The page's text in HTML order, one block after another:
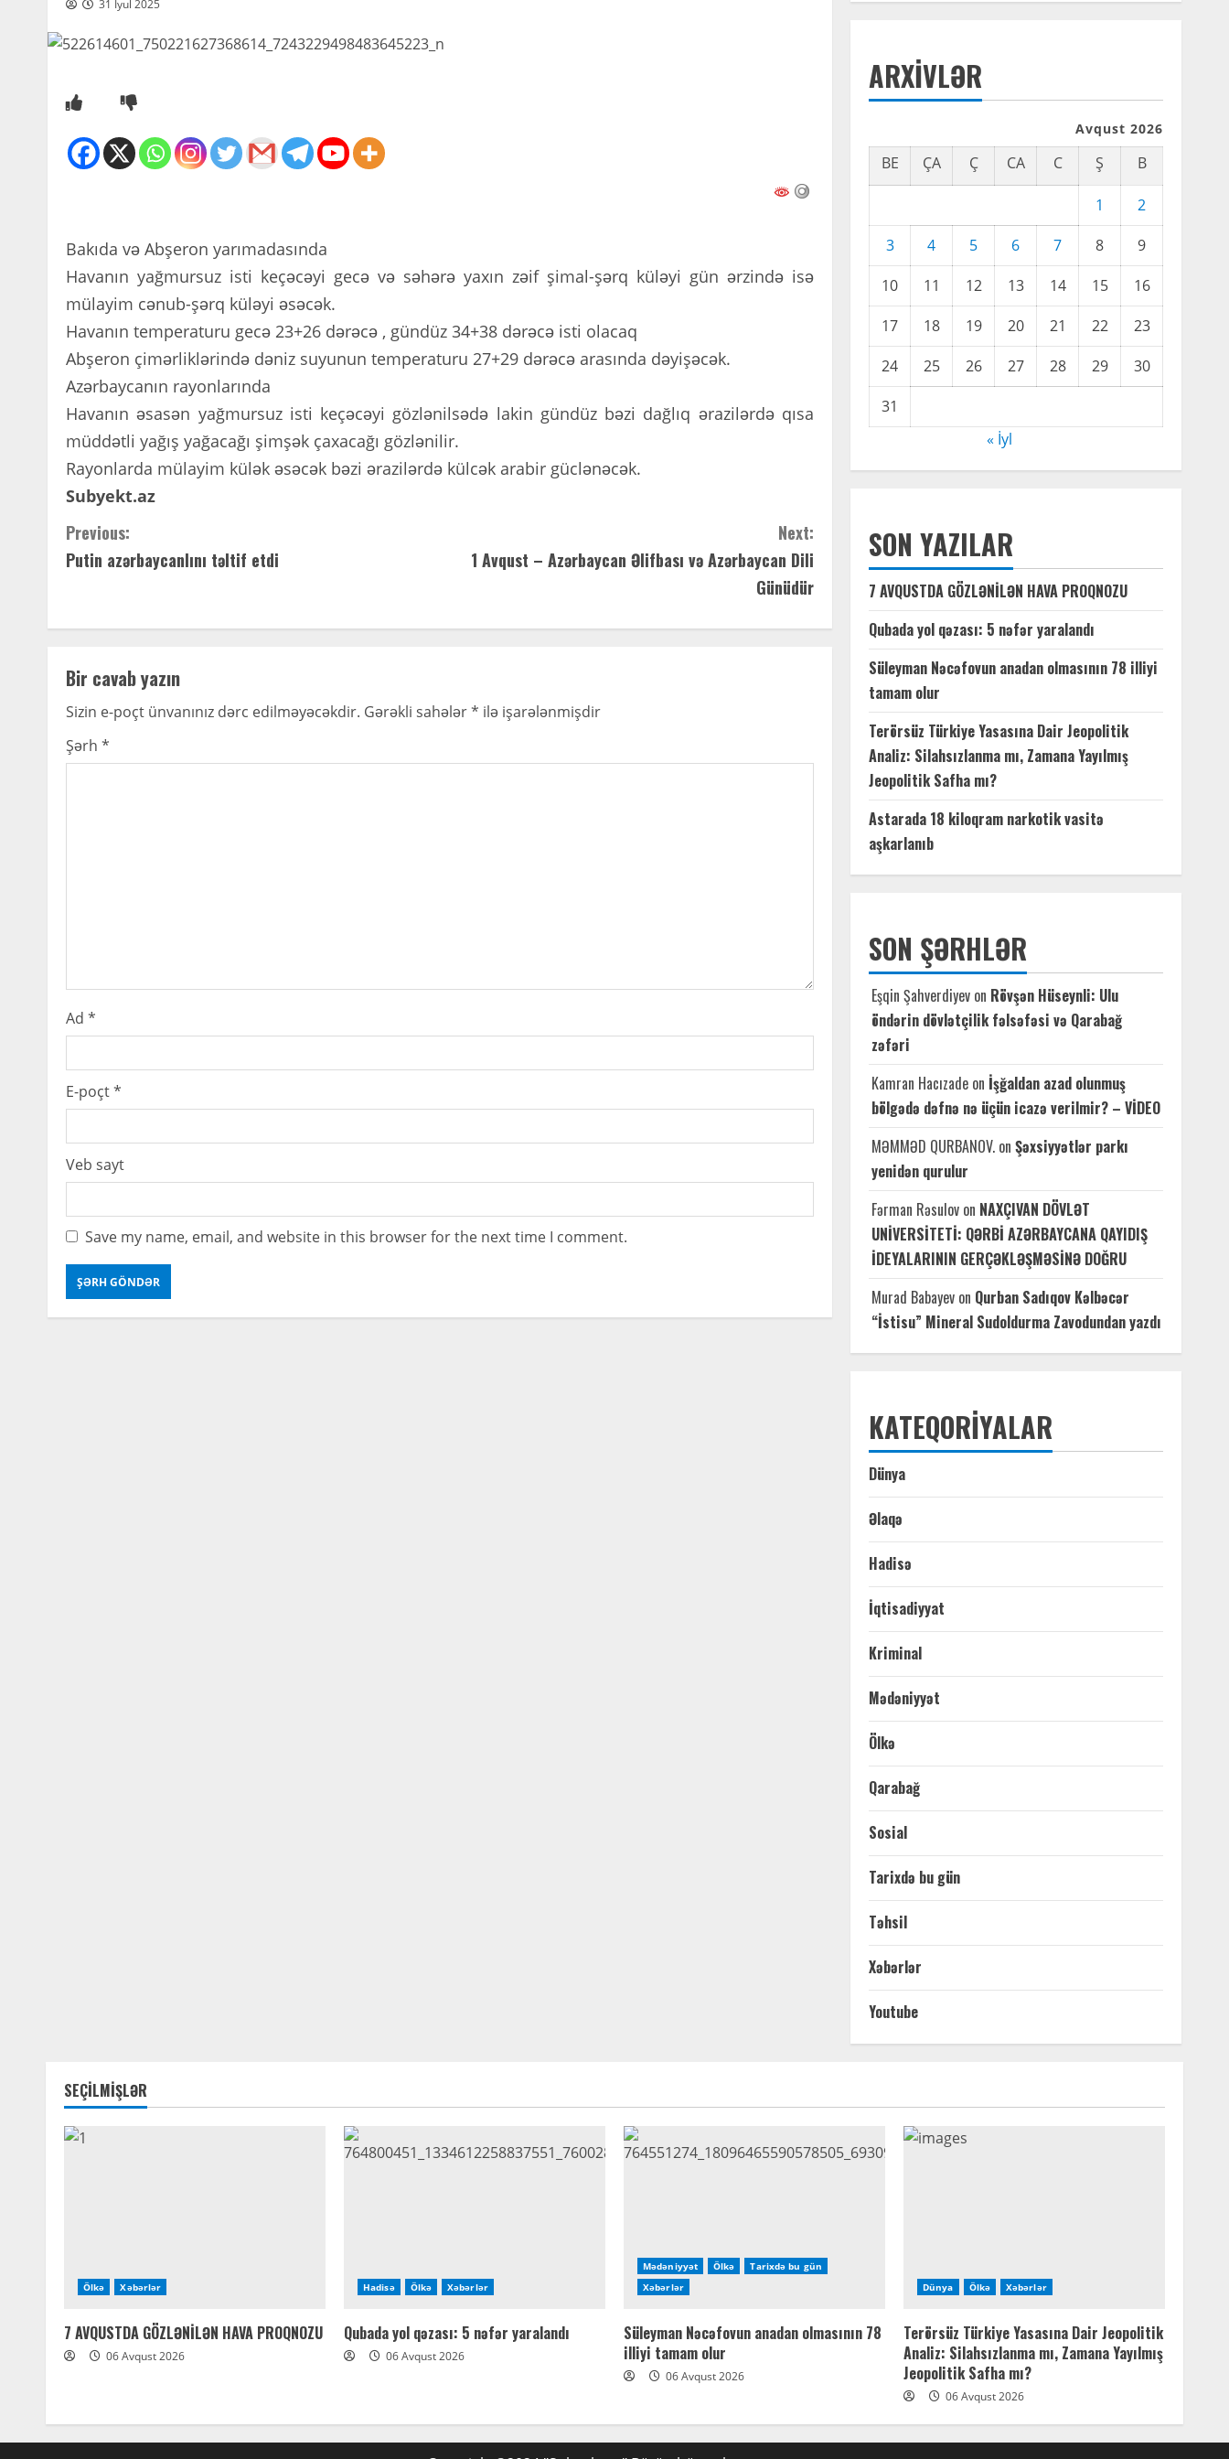
31 İyul 2025
Bakıda və Abşeron yarımadasında
Havanın yağmursuz isti keçəcəyi gecə və səhərə yaxın zəif şimal-şərq küləyi gün ərzində isə
mülayim cənub-şərq küləyi əsəcək.
Havanın temperaturu gecə 23+26 dərəcə , gündüz 34+38 dərəcə isti olacaq
Abşeron çimərliklərində dəniz suyunun temperaturu 27+29 dərəcə arasında dəyişəcək.
Azərbaycanın rayonlarında
Havanın əsasən yağmursuz isti keçəcəyi gözlənilsədə lakin gündüz bəzi dağlıq ərazilərdə qısa
müddətli yağış yağacağı şimşək çaxacağı gözlənilir.
Rayonlarda mülayim külək əsəcək bəzi ərazilərdə külcək arabir güclənəcək.
Subyekt.az
C
o
i
n
u
i
n
g
Previous:
Putin azərbaycanlını təltif etdi
Next:
1 Avqust – Azərbaycan Əlifbası və Azərbaycan Dili
Günüdür
Bir cavab yazın
Sizin e-poçt ünvanınız dərc edilməyəcəkdir. Gərəkli sahələr* ilə işarələnmişdir
Şərh *
Ad *
E-poçt*
Veb sayt
Save my name, email, and website in this browser for the next time I comment.
ARXIVLƏR
Avqust 2026
BE ÇA Ç CA C Ş B
1
2
3
4 5 6 7 8
9
10
11 12 13 14 15
16
17
18 19 20 21 22
23
24
25 26 27 28 29
30
31
« İyl
SON YAZILAR
7 AVQUSTDA GÖZLƏNİLƏN HAVA PROQNOZU
Qubada yol qəzası: 5 nəfər yaralandı
Süleyman Nəcəfovun anadan olmasının 78 illiyi
tamam olur
Terörsüz Türkiye Yasasına Dair Jeopolitik
Analiz: Silahsızlanma mı, Zamana Yayılmış
Jeopolitik Safha mı?
Astarada 18 kiloqram narkotik vasitə
aşkarlanıb
SON ŞƏRHLƏR
Eşqin Şahverdiyev on Rövşən Hüseynli: Ulu
öndərin dövlətçilik fəlsəfəsi və Qarabağ
zəfəri
Kamran Hacızade on İşğaldan azad olunmuş
bölgədə dəfnə nə üçün icazə verilmir? – VİDEO
MƏMMƏD QURBANOV. on Şəxsiyyətlər parkı
yenidən qurulur
Fərman Rəsulov on NAXÇIVAN DÖVLƏT
UNİVERSİTETİ: QƏRBİ AZƏRBAYCANA QAYIDIŞ
İDEYALARININ GERÇƏKLƏŞMƏSİNƏ DOĞRU
Murad Babayev on Qurban Sadıqov Kəlbəcər
“İstisu” Mineral Sudoldurma Zavodundan yazdı
KATEQORIYALAR
Dünya
Əlaqə
Hadisə
İqtisadiyyat
Kriminal
Mədəniyyət
Ölkə
Qarabağ
Sosial
Tarixdə bu gün
Təhsil
Xəbərlər
Youtube
SEÇİLMİŞLƏR
Ölkə Xəbərlər
7 AVQUSTDA GÖZLƏNİLƏN HAVA PROQNOZU
06 Avqust 2026
Hadisə Ölkə Xəbərlər
Qubada yol qəzası: 5 nəfər yaralandı
06 Avqust 2026
Mədəniyyət Ölkə
Tarixdə bu gün
Xəbərlər
Süleyman Nəcəfovun anadan olmasının 78
illiyi tamam olur
06 Avqust 2026
Dünya Ölkə Xəbərlər
Terörsüz Türkiye Yasasına Dair Jeopolitik
Analiz: Silahsızlanma mı, Zamana Yayılmış
Jeopolitik Safha mı?
06 Avqust 2026